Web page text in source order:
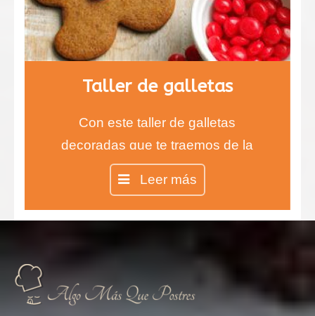
Taller de galletas
Con este taller de galletas
decoradas que te traemos de la
mano de la Chef Inés aprenderás
todas las técnicas para realizar las
galletas más ricas y divertidas.
Leer más